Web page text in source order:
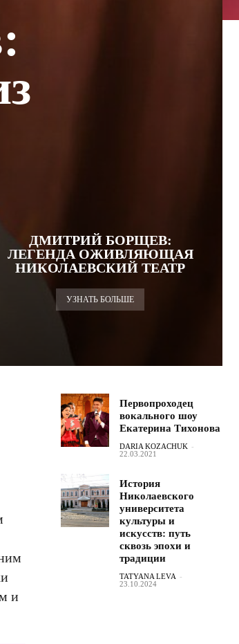
ДМИТРИЙ БОРЩЕВ:
ЛЕГЕНДА ОЖИВЛЯЮЩАЯ
НИКОЛАЕВСКИЙ ТЕАТР
УЗНАТЬ БОЛЬШЕ
и
Первопроходец
вокального шоу
Екатерина Тихонова
DARIA KOZACHUK -
22.03.2021
История
Николаевского
университета
культуры и
искусств: путь
сквозь эпохи и
традиции
TATYANA LEVA -
23.10.2024